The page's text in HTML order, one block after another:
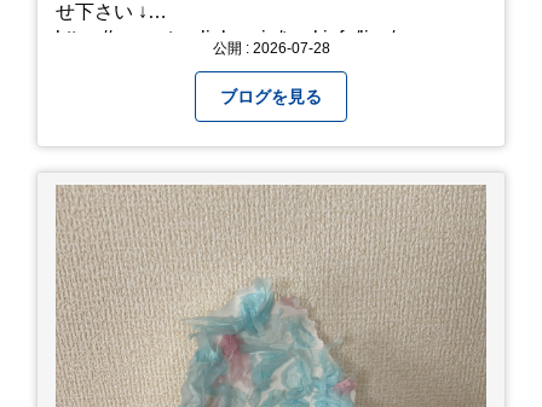
せ下さい ↓
https://www.steerlink.co.jp/truckinfo/live/
公開 : 2026-07-28
ブログを見る